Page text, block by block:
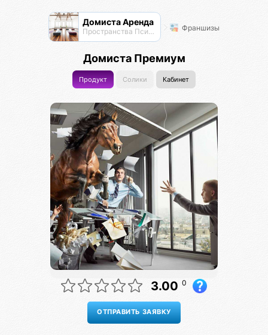
Домиста Аренда
Пространства Псионы для работы и отдыха Франшизы
Домиста Премиум
Продукт Солики Кабинет
3.00 0